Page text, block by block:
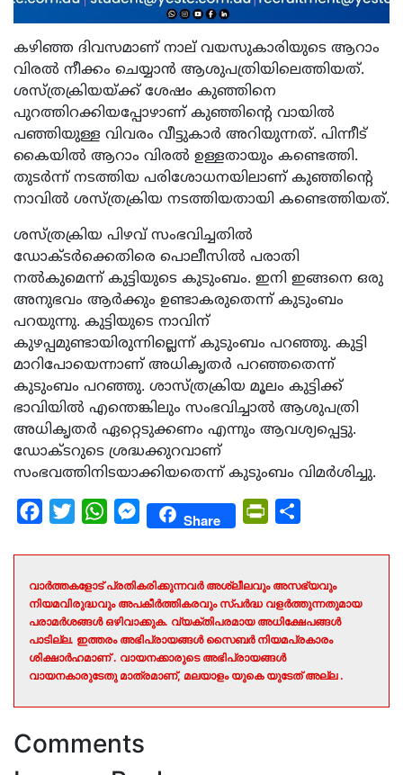
കഴിഞ്ഞ ദിവസമാണ് നാല് വയസുകാരിയുടെ ആറാം
വിരൽ നീക്കം ചെയ്യാൻ ആശുപത്രിയിലെത്തിയത്.
ശസ്ത്രക്രിയയ്ക്ക് ശേഷം കുഞ്ഞിനെ
പുറത്തിറക്കിയപ്പോഴാണ് കുഞ്ഞിന്റെ വായിൽ
പഞ്ഞിയുള്ള വിവരം വീട്ടുകാർ അറിയുന്നത്. പിന്നീട്
കൈയിൽ ആറാം വിരൽ ഉള്ളതായും കണ്ടെത്തി.
തുടർന്ന് നടത്തിയ പരിശോധനയിലാണ് കുഞ്ഞിന്റെ
നാവിൽ ശസ്ത്രക്രിയ നടത്തിയതായി കണ്ടെത്തിയത്.
ശസ്ത്രക്രിയ പിഴവ് സംഭവിച്ചതിൽ
ഡോക്ടർക്കെതിരെ പൊലീസിൽ പരാതി
നൽകുമെന്ന് കുട്ടിയുടെ കുടുംബം. ഇനി ഇങ്ങനെ ഒരു
അനുഭവം ആർക്കും ഉണ്ടാകരുതെന്ന് കുടുംബം
പറയുന്നു. കുട്ടിയുടെ നാവിന്
കുഴപ്പമുണ്ടായിരുന്നില്ലെന്ന് കുടുംബം പറഞ്ഞു. കുട്ടി
മാറിപോയെന്നാണ് അധികൃതർ പറഞ്ഞതെന്ന്
കുടുംബം പറഞ്ഞു. ശാസ്ത്രക്രിയ മൂലം കുട്ടിക്ക്
ഭാവിയിൽ എന്തെങ്കിലും സംഭവിച്ചാൽ ആശുപത്രി
അധികൃതർ ഏറ്റെടുക്കണം എന്നും ആവശ്യപ്പെട്ടു.
ഡോക്ടറുടെ ശ്രദ്ധക്കുറവാണ്
സംഭവത്തിനിടയാക്കിയതെന്ന് കുടുംബം വിമർശിച്ചു.
Facebook
Twitter WhatsAppMessengerShare PrintFriendly
വാർത്തകളോട് പ്രതികരിക്കുന്നവർ അശ്ലീലവും അസഭ്യവും
നിയമവിരുദ്ധവും അപകീർത്തികരവും സ്പർദ്ധ വളർത്തുന്നതുമായ
പരാമർശങ്ങൾ ഒഴിവാക്കുക. വ്യക്തിപരമായ അധിക്ഷേപങ്ങൾ
പാടില്ല. ഇത്തരം അഭിപ്രായങ്ങൾ സൈബർ നിയമപ്രകാരം
ശിക്ഷാർഹമാണ് . വായനക്കാരുടെ അഭിപ്രായങ്ങൾ
വായനകാരുടേതു മാത്രമാണ്, മലയാളം യുകെ യുടേത് അല്ല .
Comments